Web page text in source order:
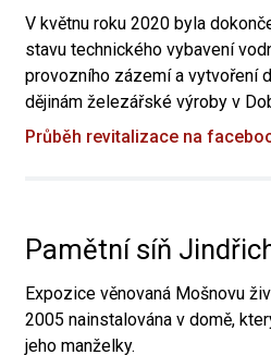
V květnu roku 2020 byla
stavu technického vybavení
provozního zázemí a vytvoření
dějinám železářské výroby v
Průběh revitalizace na
Pamětní síň
Expozice věnovaná Mošnovu
2005 nainstalována v domě,
jeho manželky.